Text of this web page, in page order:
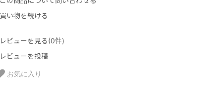
買い物を続ける
レビューを見る(0件)
レビューを投稿
お気に入り